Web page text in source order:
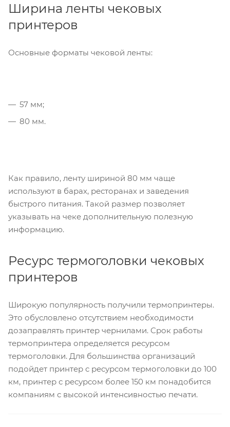
Ширина ленты чековых
принтеров
Основные форматы чековой ленты:
57 мм;
80 мм.
Как правило, ленту шириной 80 мм чаще
используют в барах, ресторанах и заведения
быстрого питания. Такой размер позволяет
указывать на чеке дополнительную полезную
информацию.
Ресурс термоголовки чековых
принтеров
Широкую популярность получили термопринтеры.
Это обусловлено отсутствием необходимости
дозаправлять принтер чернилами. Срок работы
термопринтера определяется ресурсом
термоголовки. Для большинства организаций
подойдет принтер с ресурсом термоголовки до 100
км, принтер с ресурсом более 150 км понадобится
компаниям с высокой интенсивностью печати.